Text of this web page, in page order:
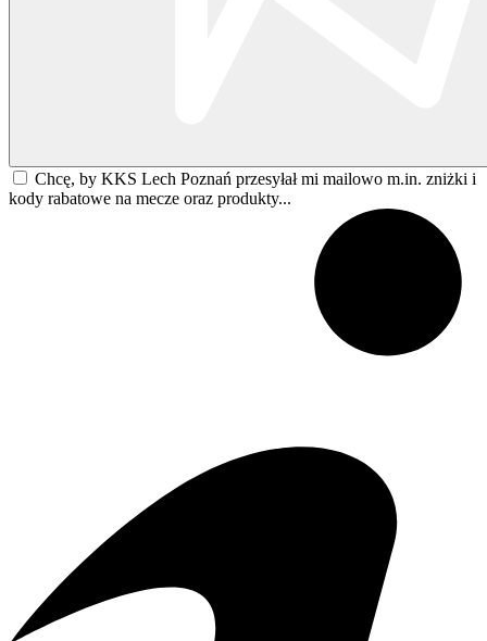
Chcę, by KKS Lech Poznań przesyłał mi mailowo m.in. zniżki i
kody rabatowe na mecze oraz produkty...